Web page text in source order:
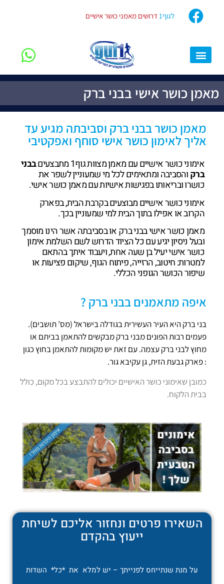
לגוף1 דרושים מאמני כושר אישיים
מאמן כושר אישי בבני ברק
מאמן כושר בבני ברק וסביבתה מגיע עד
אליך לאימון כושר אישי סוחף ואפקטיבי
אימוני כושר אישיים עם מאמן מצוות גוף1 מתבצעים בבני
ברקוהסביבה ומתאימים לכל מי שמעוניין לשפר את
כושרו ובריאותו בפגישות אישיות עם מאמן כושר אישי.
אימוני כושר אישיים מבוצעים בקרבת הבית, בפארק
הקרוב או אפילו בתוך הבית למי שמעוניין בכך.
מאמן כושר אישי בבני ברק או בסביבתה אשר הינו מוסמך
ובעל ניסיון יגיע עם כל הציוד הדרוש לשם השלמת אימון
כושר אישי יעיל בן שעה אחת, ויעבוד איתך בהתאם
למטרות: חיטוב, הרזייה, פיתוח הגוף, שיקום פציעות או
שיפור הכושר הגופני הכללי.
איפה מתאמנים בבני ברק ?
בני ברק היא העיר העשירית בגודלה בישראל (מס’ תושבים).
פעמים רבות הפונים מבני ברק מבקשים להתאמן בביתם או
מחוץ לבני ברק עצמה. עם זאת יש מקומות להתאמן בחוץ כגון
: פארק גבעת הזית, גן עקיבא גור.
כמובן שאימוני כושר האישיים יכולים להתבצע בכל מקום, כולל
בבית הלקוח.
השאירו פרטים ונחזור אליכם לשיחת
ייעוץ בהקדם
על מנת שנתייחס לפנייתך – יש למלא את *כל* השדות